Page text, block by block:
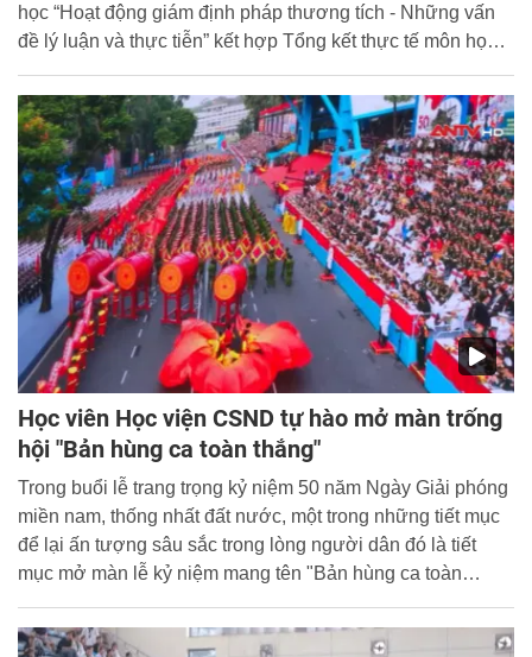
học “Hoạt động giám định pháp thương tích - Những vấn
đề lý luận và thực tiễn” kết hợp Tổng kết thực tế môn học
sự khóa D467 tại Trung tâm Pháp y, Sở Y tế Hà Nội.
Học viên Học viện CSND tự hào mở màn trống
hội "Bản hùng ca toàn thắng"
Trong buổi lễ trang trọng kỷ niệm 50 năm Ngày Giải phóng
miền nam, thống nhất đất nước, một trong những tiết mục
để lại ấn tượng sâu sắc trong lòng người dân đó là tiết
mục mở màn lễ kỷ niệm mang tên "Bản hùng ca toàn
viện Cảnh sát nhân dân.